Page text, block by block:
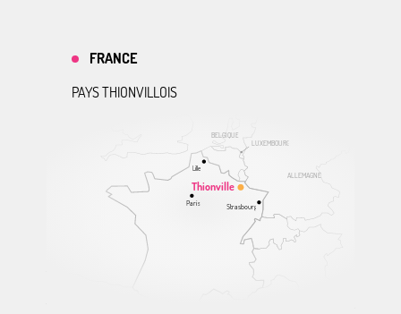
ALLEMAGNE
BELGIQUE
LUXEMBOURG
Thionville
Lille
Paris Strasbourg
FRANCE
PAYS THIONVILLOIS